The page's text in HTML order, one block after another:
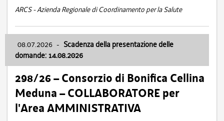
ARCS - Azienda Regionale di Coordinamento per la Salute
08.07.2026 - Scadenza della presentazione delle
domande: 14.08.2026
298/26 – Consorzio di Bonifica Cellina
Meduna – COLLABORATORE per
l'Area AMMINISTRATIVA